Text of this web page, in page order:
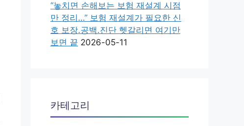
“놓치면 손해보는 보험 재설계 시점
만 정리…” 보험 재설계가 필요한 신
호 보장.공백.진단 헷갈리면 여기만
보면 끝 2026-05-11
카테고리